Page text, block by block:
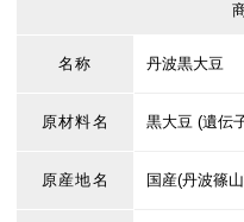
名称 丹波黒大豆
原材料名 黒大豆 (遺伝
原産地名 国産(丹波篠